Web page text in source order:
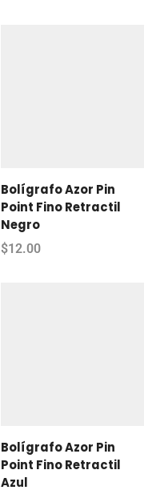
Bolígrafo Azor Pin
Point Fino Retractil
Negro
$12.00
Bolígrafo Azor Pin
Point Fino Retractil
Azul